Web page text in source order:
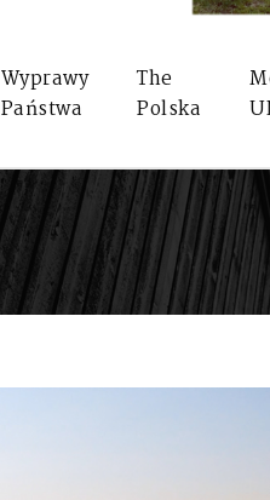
Wyprawy
Państwa
The
Polska